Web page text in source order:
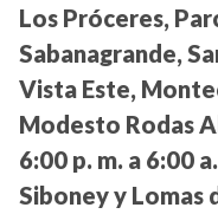
Los Próceres,
Sabanagrande,
Vista Este,
Modesto Rodas
6:00 p. m. a 6:00
Siboney y Lomas